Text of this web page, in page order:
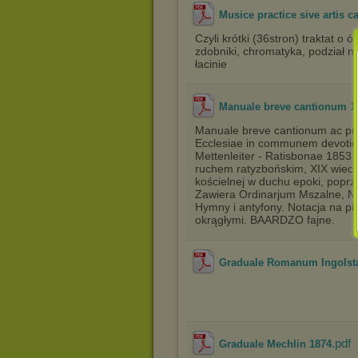
Musice practice sive artis
Czyli krótki (36stron) traktat o
zdobniki, chromatyka, podział
łacinie
Manuale breve cantionum
Manuale breve cantionum ac
Ecclesiae in communem
Mettenleiter - Ratisbonae 1853
ruchem ratyzbońskim, XIX
kościelnej w duchu epoki,
Zawiera Ordinarjum Mszalne,
Hymny i antyfony. Notacja na
okrągłymi. BAARDZO fajne.
Graduale Romanum
Graduale Mechlin 1874.pdf